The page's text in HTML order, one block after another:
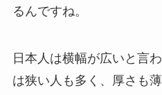
るんですね。
日本人は横幅が広いと言
は狭い人も多く、厚さも